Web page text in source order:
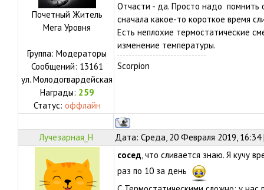
Почетный Житель
Мега Уровня
Группа: Модераторы
Сообщений: 13161
ул. Молодогвардейская
Награды: 259
Статус: оффлайн
Отчасти - да. Просто надо помнить
сначала какое-то короткое время
Есть неплохие термостатические
изменение температуры.
Scorpion
Лучезарная_Н
Дата: Среда, 20 Февраля 2019,
сосед, что сливается знаю. Я кучу
раз по 10 за день